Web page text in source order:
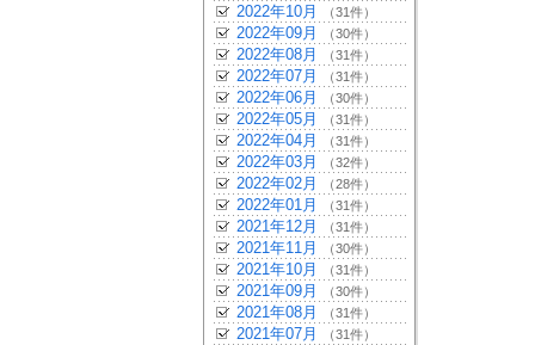
2022年10月 （31件）
2022年09月 （30件）
2022年08月 （31件）
2022年07月 （31件）
2022年06月 （30件）
2022年05月 （31件）
2022年04月 （31件）
2022年03月 （32件）
2022年02月 （28件）
2022年01月 （31件）
2021年12月 （31件）
2021年11月 （30件）
2021年10月 （31件）
2021年09月 （30件）
2021年08月 （31件）
2021年07月 （31件）